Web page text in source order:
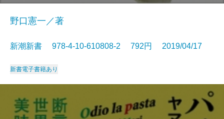
野口憲一／著
新潮新書 978-4-10-610808-2 792円 2019/04/17
新書電子書籍あり